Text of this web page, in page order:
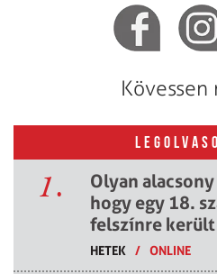
1.
Olyan
hogy egy 18.
felszínre került
HETEK / ONLINE